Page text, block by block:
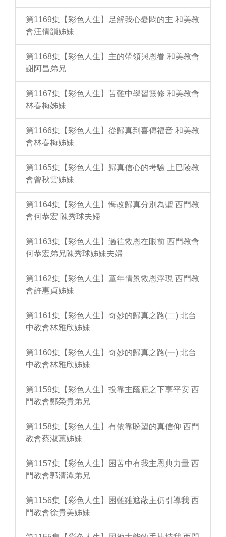
第1169集【彩色人生】足解我心憂悶的主 和美教
會汪倩韻姊妹
第1168集【彩色人生】主的帶領與恩眷 和美教會
謝阿昌弟兄
第1167集【彩色人生】苦難中學習靈修 和美教會
林春梅姊妹
第1166集【彩色人生】從歸真到喜傳福音 和美教
會林春梅姊妹
第1165集【彩色人生】歸真信心的考驗 上巴陵教
會曾秋雲姊妹
第1164集【彩色人生】悔改歸真分別為聖 西門教
會何恭宏 陳秀球夫婦
第1163集【彩色人生】過往救恩在眼前 西門教會
何恭宏弟兄陳秀球姊妹夫婦
第1162集【彩色人生】童年情景救恩浮現 西門教
會許惠貞姊妹
第1161集【彩色人生】奇妙的歸真之路(二) 北台
中教會林雅欣姊妹
第1160集【彩色人生】奇妙的歸真之路(一) 北台
中教會林雅欣姊妹
第1159集【彩色人生】投靠主蔭庇之下享平安 西
門教會鄭榮貴弟兄
第1158集【彩色人生】有依靠盼望的真信仰 西門
教會蔡淑蕙姊妹
第1157集【彩色人生】困苦中有我主恩典力量 西
門教會郭清潭弟兄
第1156集【彩色人生】困難雖遮蔽主仍引導我 西
門教會徐貴美姊妹